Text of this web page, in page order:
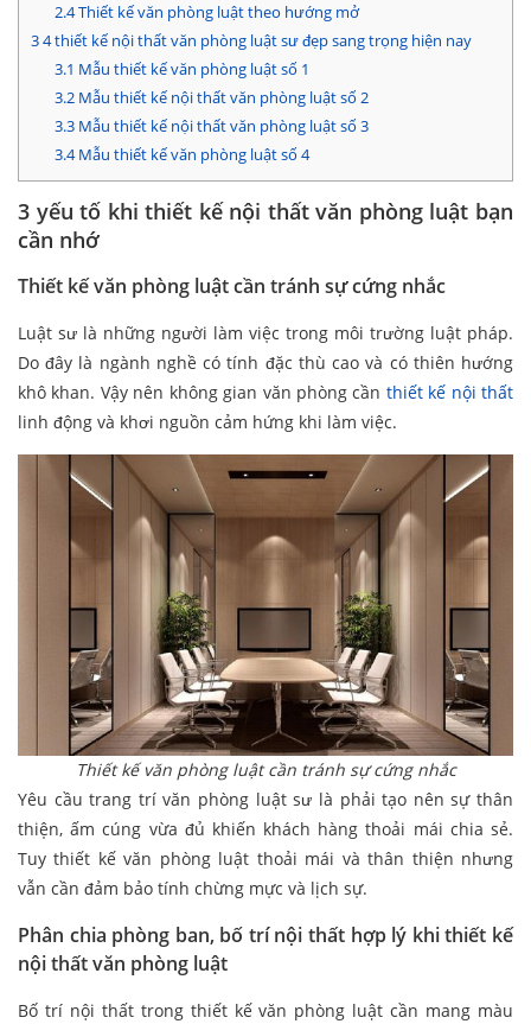
2.4Thiết kế văn phòng luật theo hướng mở
34 thiết kế nội thất văn phòng luật sư đẹp sang trọng hiện nay
3.1 Mẫu thiết kế văn phòng luật số 1
3.2Mẫu thiết kế nội thất văn phòng luật số 2
3.3Mẫu thiết kế nội thất văn phòng luật số 3
3.4Mẫu thiết kế văn phòng luật số 4
3 yếu tố khi thiết kế nội thất văn phòng luật bạn
cần nhớ
Thiết kế văn phòng luật cần tránh sự cứng nhắc
Luật sư là những người làm việc trong môi trường luật pháp.
Do đây là ngành nghề có tính đặc thù cao và có thiên hướng
khô khan. Vậy nên không gian văn phòng cần thiết kế nội thất
linh động và khơi nguồn cảm hứng khi làm việc.
Thiết kế văn phòng luật cần tránh sự cứng nhắc
Yêu cầu trang trí văn phòng luật sư là phải tạo nên sự thân
thiện, ấm cúng vừa đủ khiến khách hàng thoải mái chia sẻ.
Tuy thiết kế văn phòng luật thoải mái và thân thiện nhưng
vẫn cần đảm bảo tính chừng mực và lịch sự.
Phân chia phòng ban, bố trí nội thất hợp lý khi thiết kế
nội thất văn phòng luật
Bố trí nội thất trong thiết kế văn phòng luật cần mang màu